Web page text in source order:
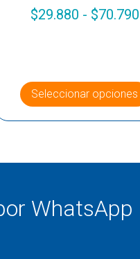
$29.880 - $70.790
Seleccionar opciones
WhatsApp